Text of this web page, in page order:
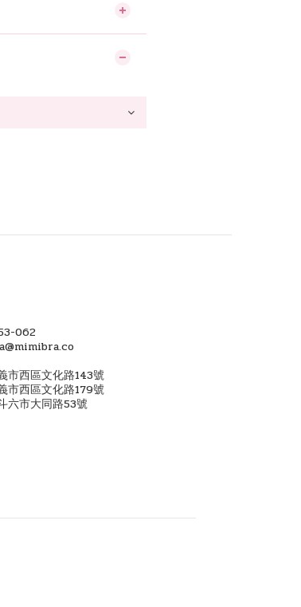
062
市西區文化路143號
市西區文化路179號
六市大同路53號